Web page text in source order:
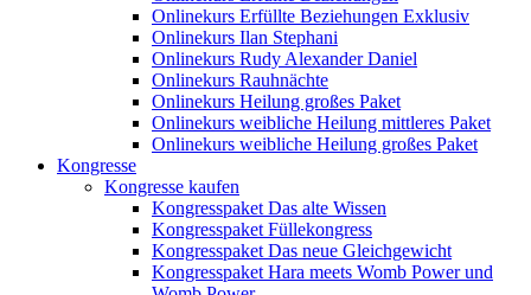
Onlinekurs Erfüllte Beziehungen Exklusiv
Onlinekurs Ilan Stephani
Onlinekurs Rudy Alexander Daniel
Onlinekurs Rauhnächte
Onlinekurs Heilung großes Paket
Onlinekurs weibliche Heilung mittleres Paket
Onlinekurs weibliche Heilung großes Paket
Kongresse
Kongresse kaufen
Kongresspaket Das alte Wissen
Kongresspaket Füllekongress
Kongresspaket Das neue Gleichgewicht
Kongresspaket Hara meets Womb Power und